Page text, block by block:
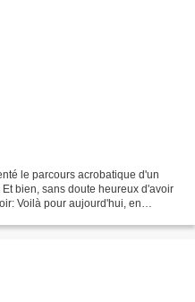
le parcours acrobatique d'un
bien, sans doute heureux d'avoir
Voilà pour aujourd'hui, en